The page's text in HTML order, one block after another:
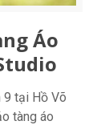
Áo
9 tại Hồ Võ
tàng áo